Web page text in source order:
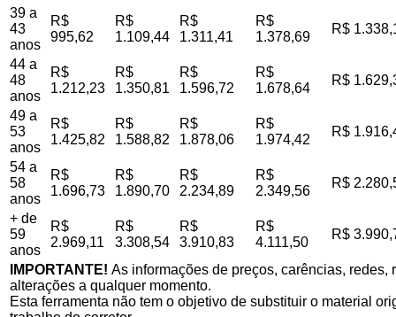
39 a
43
anos
R$
995,62
R$
1.109,44
R$
1.311,41
R$
1.378,69
R$
44 a
48
anos
R$
1.212,23
R$
1.350,81
R$
1.596,72
R$
1.678,64
R$
49 a
53
anos
R$
1.425,82
R$
1.588,82
R$
1.878,06
R$
1.974,42
R$
54 a
58
anos
R$
1.696,73
R$
1.890,70
R$
2.234,89
R$
2.349,56
R$
+ de
59
anos
R$
2.969,11
R$
3.308,54
R$
3.910,83
R$
4.111,50
R$
IMPORTANTE! As informações de preços, carências,
alterações a qualquer momento.
Esta ferramenta não tem o objetivo de substituir o material